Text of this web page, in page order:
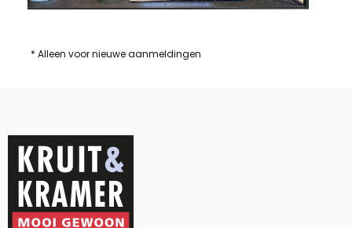
* Alleen voor nieuwe aanmeldingen